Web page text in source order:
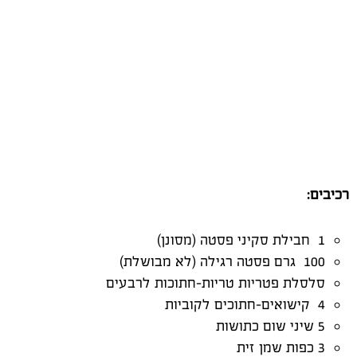
רכיבים:
1 חבילת סקיני פסטה (מסונן)
100 גרם פסטה רגילה (לא מבושלת)
סלסלת פטריות טריות-חתוכות לרבעים
4 קישואים-חתוכים לקוביות
5 שיני שום כתושות
3 כפות שמן זית